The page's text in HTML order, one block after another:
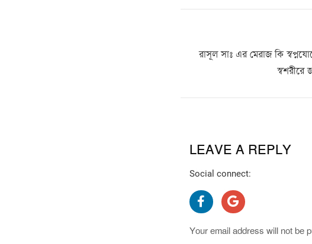
রাসূল সাঃ এর মেরাজ কি
স্বশরীরে
LEAVE A REPLY
Social connect:
Your email address will not be